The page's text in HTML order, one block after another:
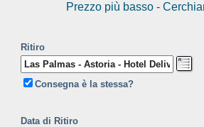
Prezzo più basso -
Ritiro
Consegna è la stessa?
Data di Ritiro